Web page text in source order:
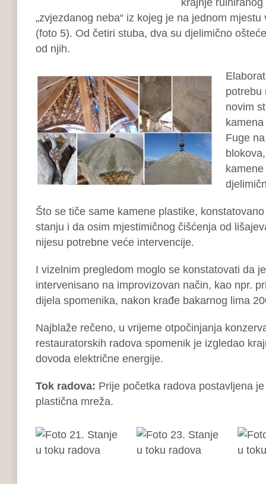
„zvjezdanog neba“ iz kojeg je na jednom
(foto 5). Od četiri stuba, dva su djelimično
od njih.
potrebu
novim
Fuge
Što se tiče same kamene plastike,
stanju i da osim mjestimičnog čišćenja od
nijesu potrebne veće intervencije.
I vizelnim pregledom moglo se konstatovati da
intervenisano na improvizovan način, kao npr.
dijela spomenika, nakon krađe bakarnog lima
Najblaže rečeno, u vrijeme otpočinjanja
restauratorskih radova spomenik je izgledao
dovoda električne energije.
Tok radova: Prije početka radova postavljena
plastična mreža.